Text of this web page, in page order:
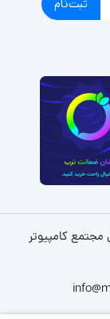
نبش شهید صادقی 19 مقابل مجتمع کامپیوتر